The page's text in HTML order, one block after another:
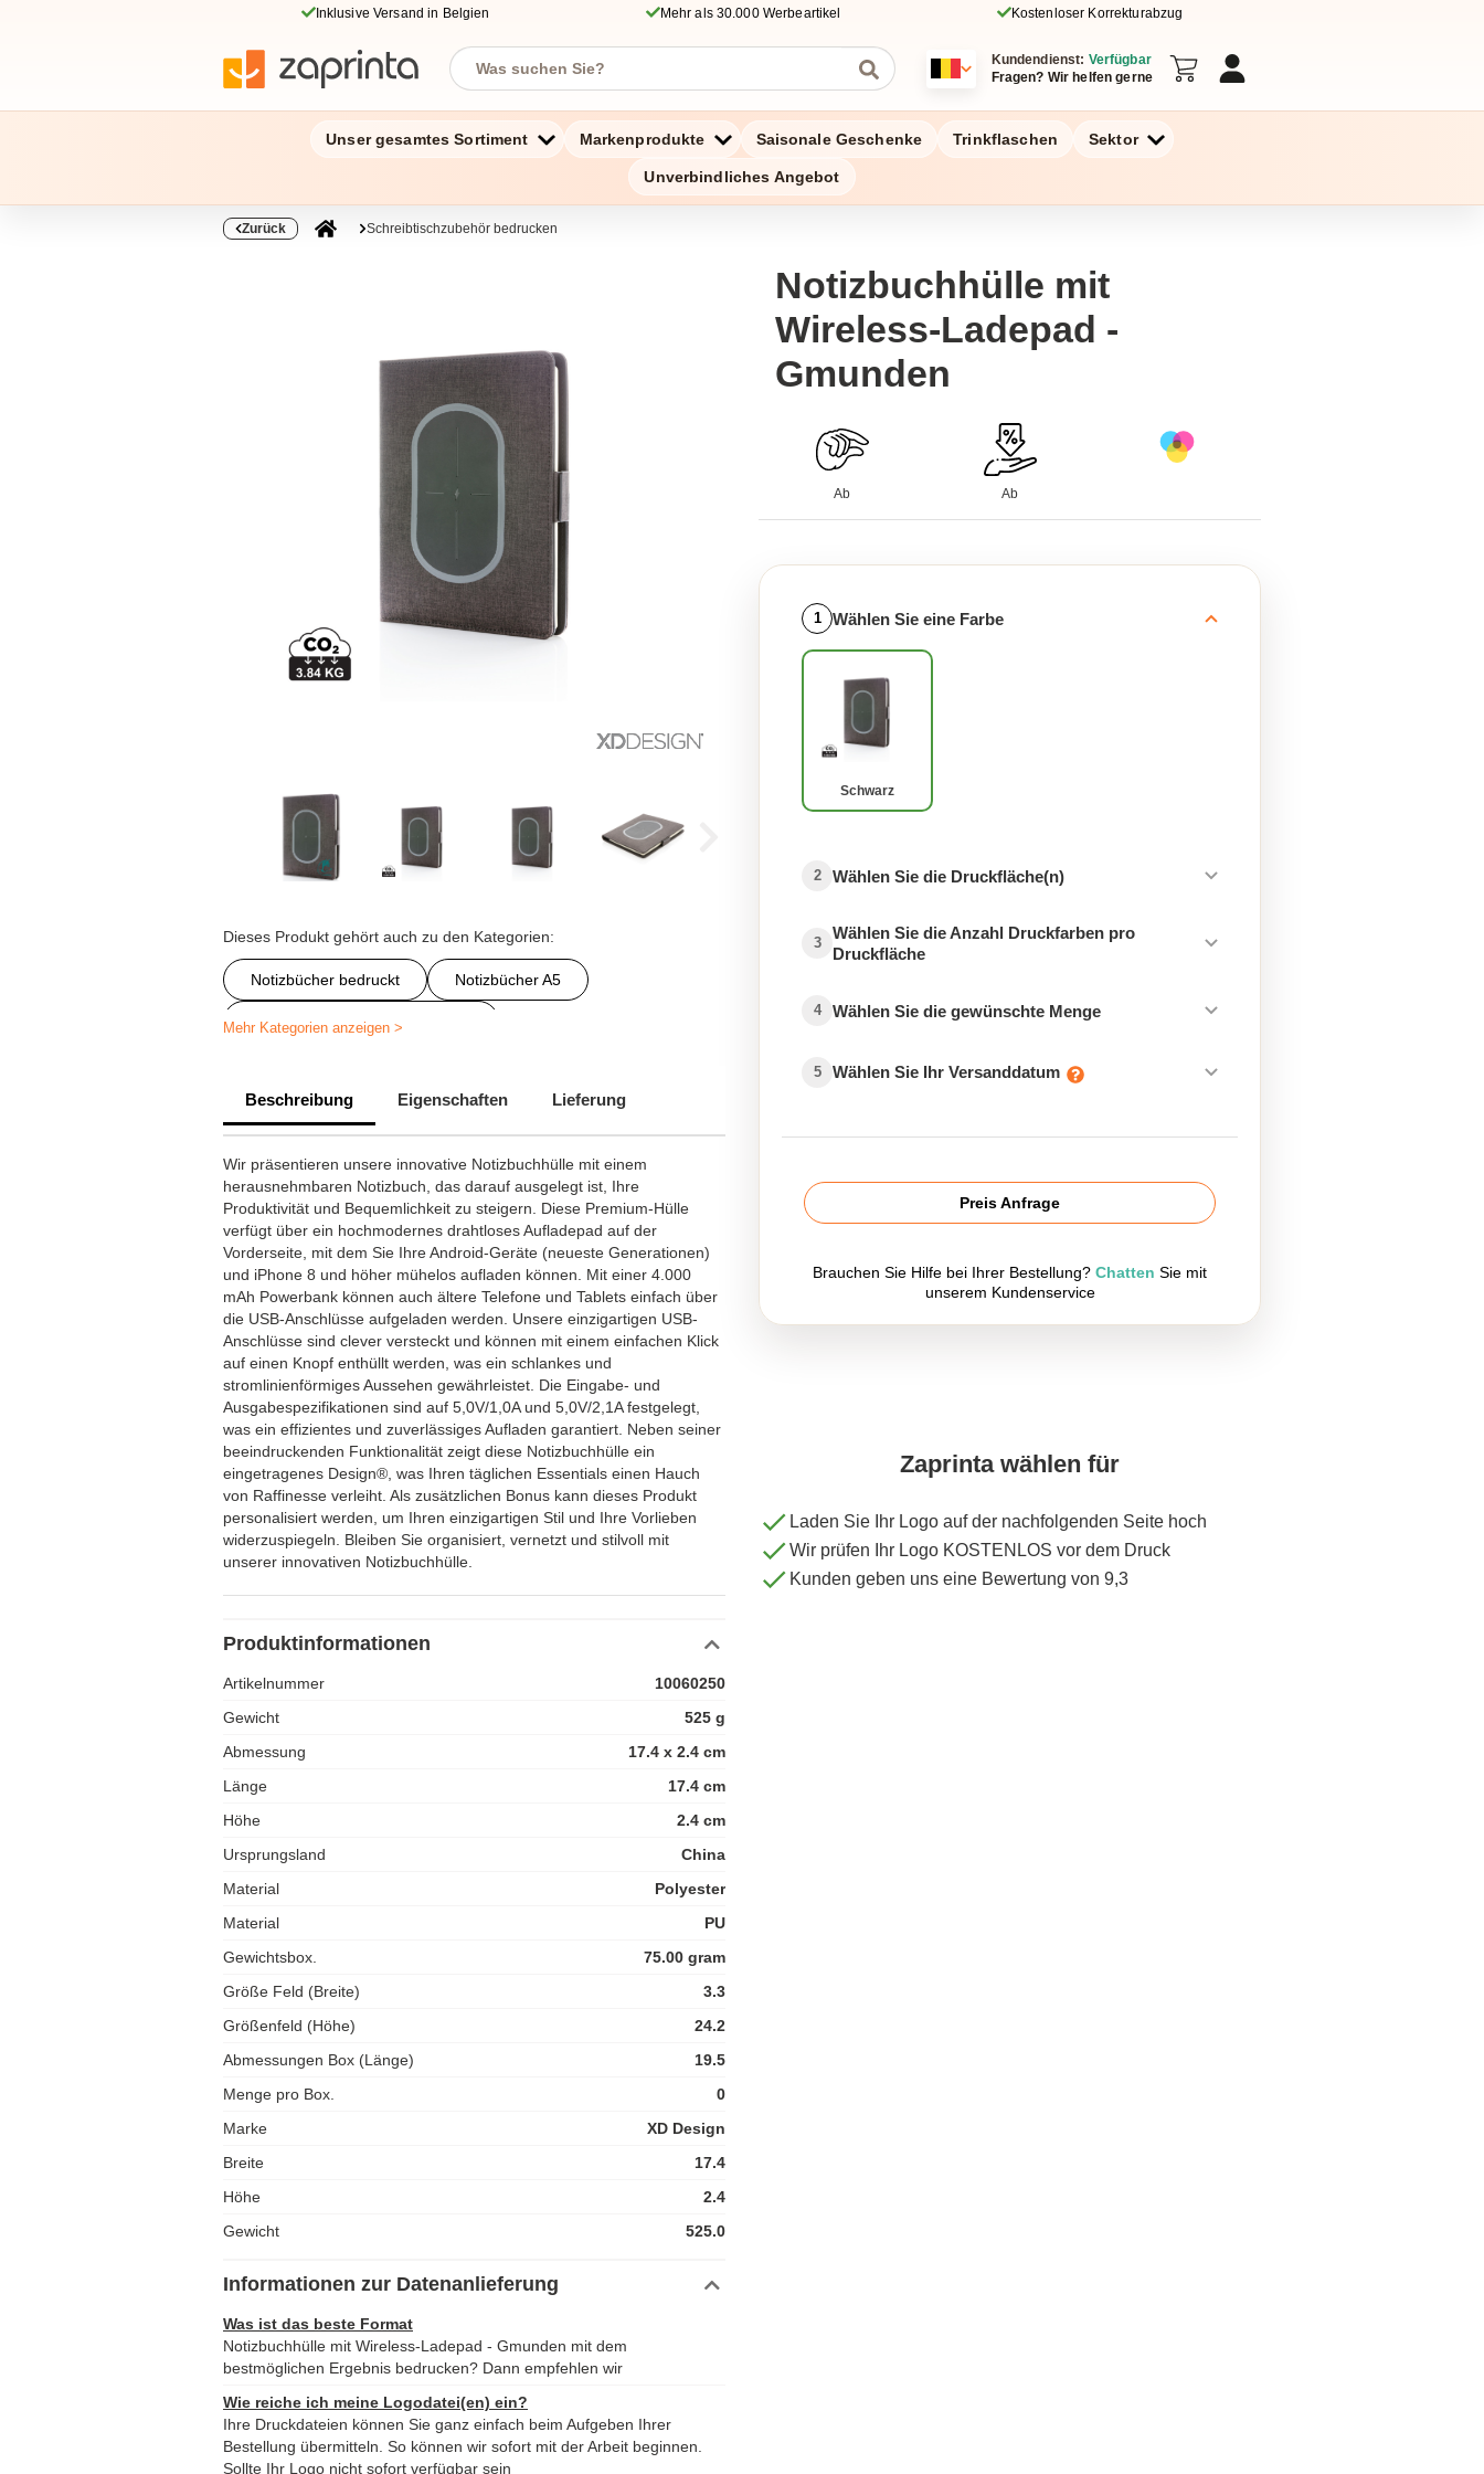
Inklusive Versand in Belgien Mehr als 30.000 Werbeartikel Kostenloser Korrekturabzug
Kundendienst: Verfügbar
Fragen? Wir helfen gerne
Unser gesamtes Sortiment Markenprodukte Saisonale Geschenke Trinkflaschen Sektor
Unverbindliches Angebot
Zurück Schreibtischzubehör bedrucken
Dieses Produkt gehört auch zu den Kategorien:
Notizbücher bedruckt Notizbücher A5
Schreibtischzubehör bedrucken
Bedruckte Schreibmappen Induktionsladegerät
Personalisierte Werbegeschenke für den IT Sektor
Personalisierte Werbegeschenke für den Gesundheitssektor
Mehr Kategorien anzeigen >
Beschreibung Eigenschaften Lieferung
Wir präsentieren unsere innovative Notizbuchhülle mit einem
herausnehmbaren Notizbuch, das darauf ausgelegt ist, Ihre
Produktivität und Bequemlichkeit zu steigern. Diese Premium-Hülle
verfügt über ein hochmodernes drahtloses Aufladepad auf der
Vorderseite, mit dem Sie Ihre Android-Geräte (neueste Generationen)
und iPhone 8 und höher mühelos aufladen können. Mit einer 4.000
mAh Powerbank können auch ältere Telefone und Tablets einfach über
die USB-Anschlüsse aufgeladen werden. Unsere einzigartigen USB-
Anschlüsse sind clever versteckt und können mit einem einfachen Klick
auf einen Knopf enthüllt werden, was ein schlankes und
stromlinienförmiges Aussehen gewährleistet. Die Eingabe- und
Ausgabespezifikationen sind auf 5,0V/1,0A und 5,0V/2,1A festgelegt,
was ein effizientes und zuverlässiges Aufladen garantiert. Neben seiner
beeindruckenden Funktionalität zeigt diese Notizbuchhülle ein
eingetragenes Design®, was Ihren täglichen Essentials einen Hauch
von Raffinesse verleiht. Als zusätzlichen Bonus kann dieses Produkt
personalisiert werden, um Ihren einzigartigen Stil und Ihre Vorlieben
widerzuspiegeln. Bleiben Sie organisiert, vernetzt und stilvoll mit
unserer innovativen Notizbuchhülle.
Produktinformationen
Artikelnummer
10060250
Gewicht
525 g
Abmessung
17.4 x 2.4 cm
Länge
17.4 cm
Höhe
2.4 cm
Ursprungsland
China
Material
Polyester
Material
PU
Gewichtsbox.
75.00 gram
Größe Feld (Breite)
3.3
Größenfeld (Höhe)
24.2
Abmessungen Box (Länge)
19.5
Menge pro Box.
0
Marke
XD Design
Breite
17.4
Höhe
2.4
Gewicht
525.0
Informationen zur Datenanlieferung
Was ist das beste Format
Notizbuchhülle mit Wireless-Ladepad - Gmunden mit dem
bestmöglichen Ergebnis bedrucken? Dann empfehlen wir
Wie reiche ich meine Logodatei(en) ein?
Ihre Druckdateien können Sie ganz einfach beim Aufgeben Ihrer
Bestellung übermitteln. So können wir sofort mit der Arbeit beginnen.
Sollte Ihr Logo nicht sofort verfügbar sein
Notizbuchhülle mit
Wireless-Ladepad -
Gmunden
Ab Ab
1 Wählen Sie eine Farbe
Schwarz
2 Wählen Sie die Druckfläche(n)
3
Wählen Sie die Anzahl Druckfarben pro
Druckfläche
4 Wählen Sie die gewünschte Menge
5 Wählen Sie Ihr Versanddatum
Preis Anfrage
Brauchen Sie Hilfe bei Ihrer Bestellung? Chatten Sie mit
unserem Kundenservice
Zaprinta wählen für
Laden Sie Ihr Logo auf der nachfolgenden Seite hoch
Wir prüfen Ihr Logo KOSTENLOS vor dem Druck
Kunden geben uns eine Bewertung von 9,3